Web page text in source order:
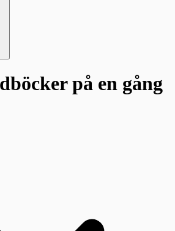
på en gång